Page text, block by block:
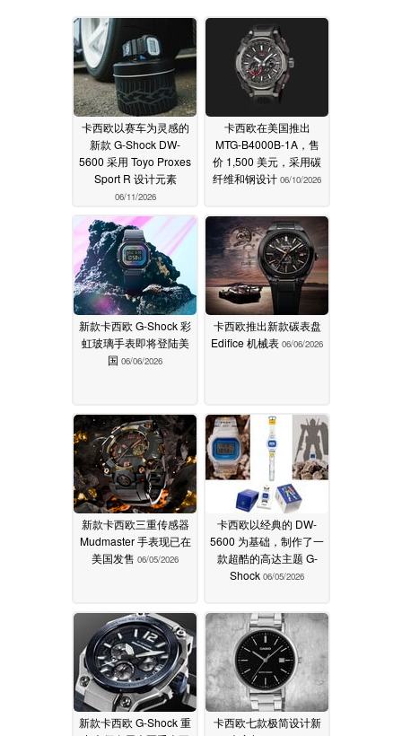
卡西欧以赛车为灵感的
新款 G-Shock DW-
5600 采用 Toyo Proxes
Sport R 设计元素
06/11/2026
卡西欧在美国推出
MTG-B4000B-1A，售
价 1,500 美元，采用碳
纤维和钢设计 06/10/2026
新款卡西欧 G-Shock 彩
虹玻璃手表即将登陆美
国 06/06/2026
卡西欧推出新款碳表盘
Edifice 机械表 06/06/2026
新款卡西欧三重传感器
Mudmaster 手表现已在
美国发售 06/05/2026
卡西欧以经典的 DW-
5600 为基础，制作了一
款超酷的高达主题 G-
Shock 06/05/2026
新款卡西欧 G-Shock 重
卡西欧七款极简设计新